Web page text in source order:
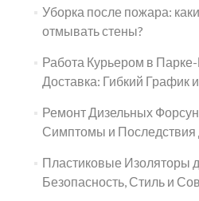
Уборка после пожара:
отмывать стены?
Работа Курьером в
Доставка: Гибкий График
Ремонт Дизельных
Симптомы и Последствия
Пластиковые Изоляторы
Безопасность, Стиль и